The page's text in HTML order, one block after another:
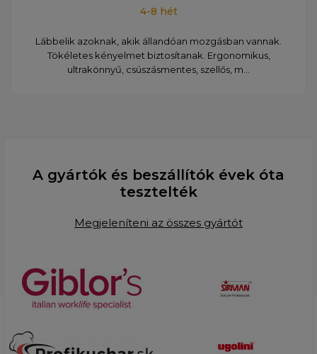
4-8 hét
Lábbelik azoknak, akik állandóan mozgásban vannak.
Tökéletes kényelmet biztosítanak. Ergonomikus,
ultrakönnyű, csúszásmentes, szellős, m...
A gyártók és beszállítók évek óta
tesztelték
Megjeleníteni az összes gyártót